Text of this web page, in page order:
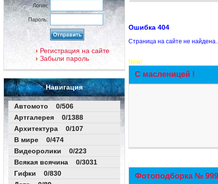
Логин:
Пароль:
Регистрация на сайте
Забыли пароль
Навигация
Автомото 0/506
Артгалерея 0/1388
Архитектура 0/107
В мире 0/474
Видеоролики 0/223
Всякая всячина 0/3031
Гифки 0/830
Ошибка 404
Страница на сайте не
New!
С масленицей !
Фотоподборка №